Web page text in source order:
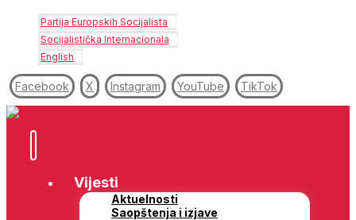
Partija Europskih Socijalista
Socijalistička Internacionala
English
Facebook X Instagram YouTube TikTok
Vijesti
Aktuelnosti
Saopštenja i izjave